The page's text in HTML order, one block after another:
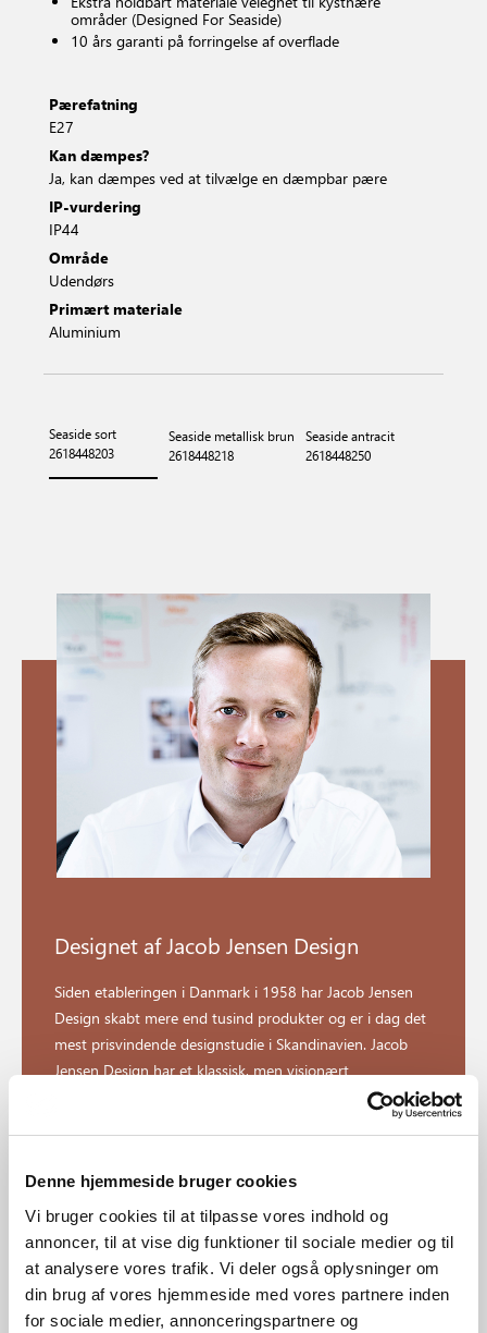
Denne hjemmeside bruger cookies
Vi bruger cookies til at tilpasse vores indhold og
annoncer, til at vise dig funktioner til sociale medier og til
at analysere vores trafik. Vi deler også oplysninger om
din brug af vores hjemmeside med vores partnere inden
for sociale medier, annonceringspartnere og
områder (Designed For Seaside)
10 års garanti på forringelse af overflade
Pærefatning
E27
Kan dæmpes?
Ja, kan dæmpes ved at tilvælge en dæmpbar pære
IP-vurdering
IP44
Område
Udendørs
Primært materiale
Aluminium
Seaside sort
2618448203
Seaside metallisk brun
2618448218
Seaside antracit
2618448250
Designet af Jacob Jensen Design
Siden etableringen i Danmark i 1958 har Jacob Jensen
Design skabt mere end tusind produkter og er i dag det
mest prisvindende designstudie i Skandinavien. Jacob
Jensen Design har et klassisk, men visionært